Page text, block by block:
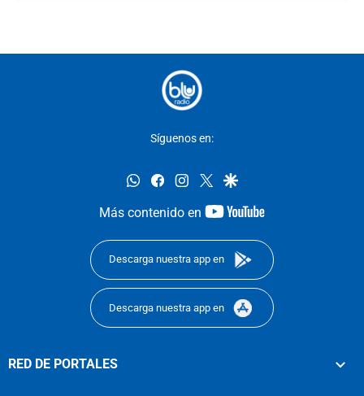
Síguenos en:
whatsappfacebookinstagram
twittergoogle
Más contenido en
youtube-
Descarga nuestra app en
Descarga nuestra app en
RED DE PORTALES